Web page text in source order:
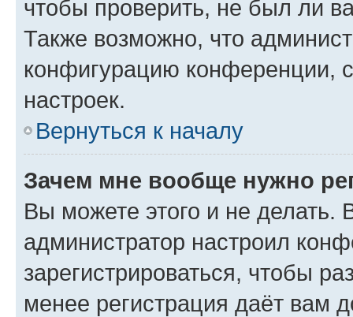
чтобы проверить, не был ли
Также возможно, что
конфигурацию конференции,
настроек.
Вернуться к началу
Зачем мне вообще нужно
Вы можете этого и не делать.
администратор настроил
зарегистрироваться, чтобы
менее регистрация даёт вам